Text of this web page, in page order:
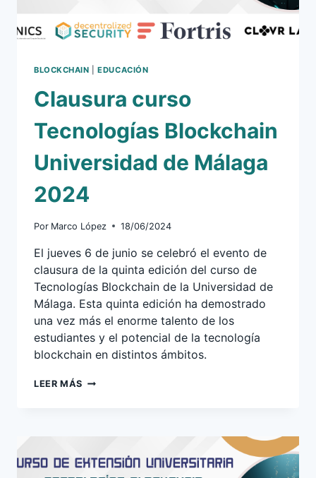
BLOCKCHAIN |EDUCACIÓN
Clausura curso
Tecnologías Blockchain
Universidad de Málaga
2024
Por Marco López 18/06/2024
El jueves 6 de junio se celebró el evento de
clausura de la quinta edición del curso de
Tecnologías Blockchain de la Universidad de
Málaga. Esta quinta edición ha demostrado
una vez más el enorme talento de los
estudiantes y el potencial de la tecnología
blockchain en distintos ámbitos.
LEER MÁS CLAUSURA
MÁLAGA
2024